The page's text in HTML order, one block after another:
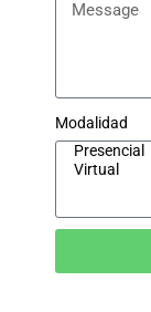
Modalidad